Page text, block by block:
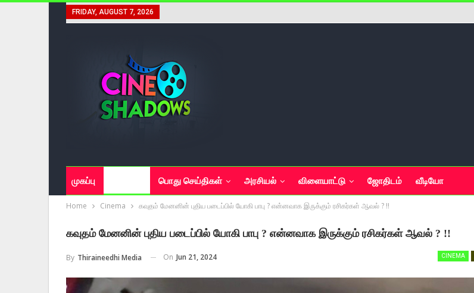
FRIDAY, AUGUST 7, 2026
முகப்பு பொது செய்திகள் அரசியல் விளையாட்டு ஜோதிடம் வீடியோ
Home Cinema கவுதம் மேனனின் புதிய படைப்பில் யோகி பாபு ? என்னவாக இருக்கும் ரசிகர்கள் ஆவல் ? !!
கவுதம் மேனனின் புதிய படைப்பில் யோகி பாபு ? என்னவாக இருக்கும் ரசிகர்கள் ஆவல் ? !!
CINEMA
By Thiraineedhi Media On Jun 21, 2024